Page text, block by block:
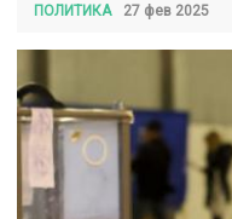
ПОЛИТИКА 27 фев 2025